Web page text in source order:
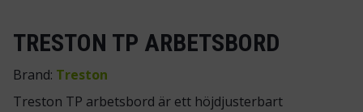
TRESTON TP ARBETSBORD
Brand: Treston
Treston TP arbetsbord är ett höjdjusterbart